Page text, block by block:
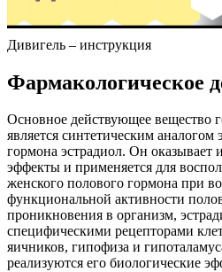
Дивигель – инструкция
Фармакологическое
Основное действующее вещество
является синтетическим аналогом
гормона эстрадиол. Он оказывает
эффекты и применяется для
женского полового гормона при
функциональной активности
проникновения в организм,
специфическими рецепторами
яичников, гипофиза и
реализуются его биологические